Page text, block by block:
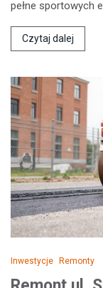
pełne sportowych
Czytaj dalej
Inwestycje Remonty